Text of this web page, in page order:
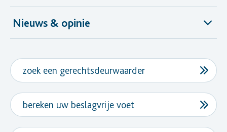
Nieuws & opinie
zoek een gerechtsdeurwaarder
bereken uw beslagvrije voet